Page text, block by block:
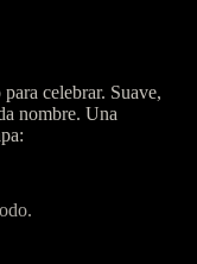
celebrar. Suave,
nombre. Una